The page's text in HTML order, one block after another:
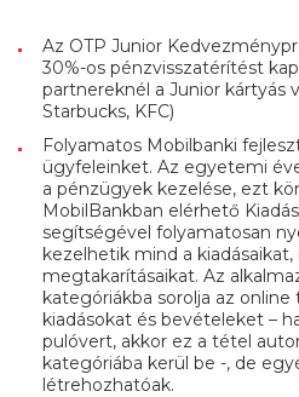
Az OTP Junior
30%-os pénzvisszatérítést
partnereknél a Junior kártyás
Starbucks, KFC)
Folyamatos Mobilbanki
ügyfeleinket. Az egyetemi
a pénzügyek kezelése, ezt
MobilBankban elérhető
segítségével folyamatosan
kezelhetik mind a
megtakarításaikat. Az
kategóriákba sorolja az
kiadásokat és bevételeket –
pulóvert, akkor ez a tétel
kategóriába kerül be -, de
létrehozhatóak.